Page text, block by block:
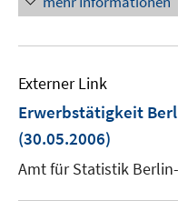
Externer Link
Erwerbstätigkeit
(30.05.2006)
Amt für Statistik